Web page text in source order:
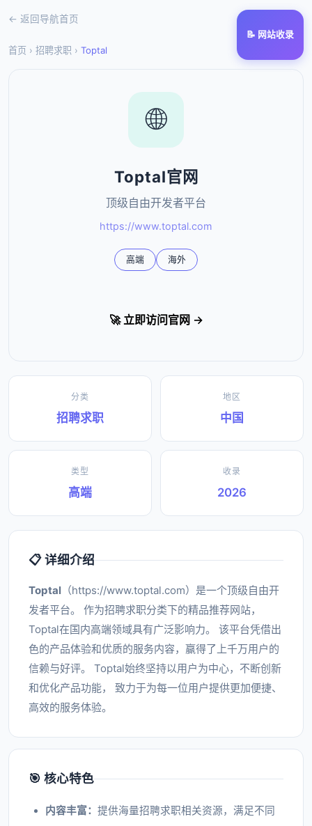
📝 网站收录
← 返回导航首页
首页 › 招聘求职 › Toptal
🌐
Toptal官网
顶级自由开发者平台
https://www.toptal.com
高端 海外
🚀 立即访问官网 →
分类
招聘求职
地区
中国
类型
高端
收录
2026
📋 详细介绍
Toptal （https://www.toptal.com）是一个顶级自由开
发者平台。 作为招聘求职分类下的精品推荐网站，
Toptal在国内高端领域具有广泛影响力。 该平台凭借出
色的产品体验和优质的服务内容，赢得了上千万用户的
信赖与好评。 Toptal始终坚持以用户为中心，不断创新
和优化产品功能， 致力于为每一位用户提供更加便捷、
高效的服务体验。
🎯 核心特色
内容丰富： 提供海量招聘求职相关资源，满足不同